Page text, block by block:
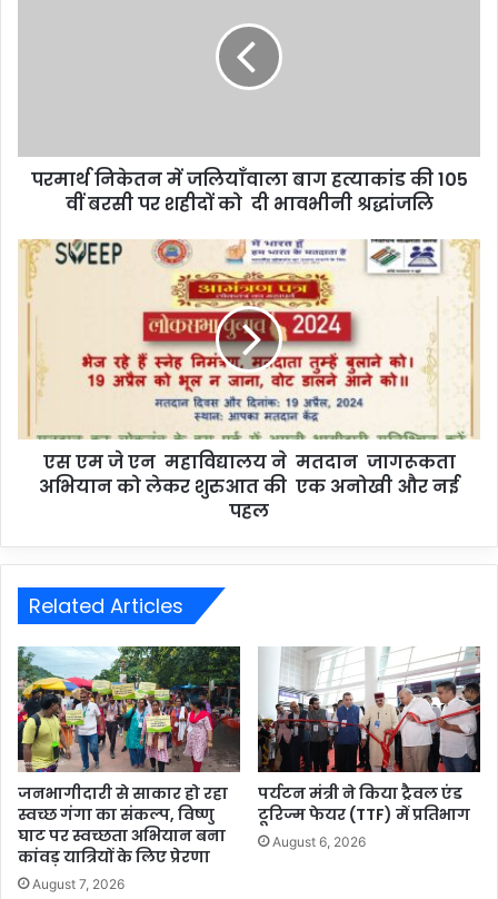
परमार्थ निकेतन में जलियाँवाला बाग हत्याकांड की 105
वीं बरसी पर शहीदों को दी भावभीनी श्रद्धांजलि
एस एम जे एन महाविद्यालय ने मतदान जागरूकता
अभियान को लेकर शुरुआत की एक अनोखी और नई
पहल
Related Articles
जनभागीदारी से साकार हो रहा
स्वच्छ गंगा का संकल्प, विष्णु
घाट पर स्वच्छता अभियान बना
कांवड़ यात्रियों के लिए प्रेरणा
August 7, 2026
पर्यटन मंत्री ने किया ट्रैवल एंड
टूरिज्म फेयर (TTF) में प्रतिभाग
August 6, 2026